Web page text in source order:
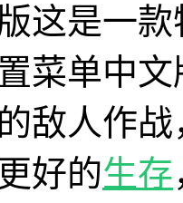
这是一款
菜单中
敌人作
好的生存